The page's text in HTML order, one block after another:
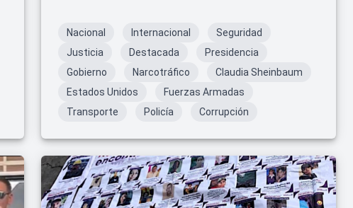
Nacional Internacional
Seguridad
Justicia
Destacada
Presidencia
Gobierno
Narcotráfico
Claudia Sheinbaum
Estados Unidos
Fuerzas Armadas
Transporte
Policía Corrupción